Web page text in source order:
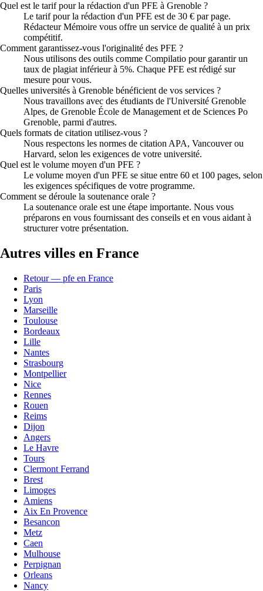
Quel est le tarif pour la rédaction d'un PFE à Grenoble ?
Le tarif pour la rédaction d'un PFE est de 30 € par page.
Rédacteur Mémoire vous offre un service de qualité à un prix
compétitif.
Comment garantissez-vous l'originalité des PFE ?
Nous utilisons des outils comme Compilatio pour garantir un
taux de plagiat inférieur à 5%. Chaque PFE est rédigé sur
mesure pour vous.
Quelles universités à Grenoble bénéficient de vos services ?
Nous travaillons avec des étudiants de l'Université Grenoble
Alpes, de Grenoble École de Management et de Sciences Po
Grenoble, parmi d'autres.
Quels formats de citation utilisez-vous ?
Nous respectons les normes de citation APA, Vancouver ou
Harvard, selon les exigences de votre université.
Quel est le volume moyen d'un PFE ?
Le volume moyen d'un PFE se situe entre 60 et 100 pages, selon
les exigences spécifiques de votre programme.
Comment se déroule la soutenance orale ?
La soutenance orale est une étape importante. Nous vous
préparons en vous fournissant des conseils et en vous aidant à
structurer votre présentation.
Autres villes en France
Retour — pfe en France
Paris
Lyon
Marseille
Toulouse
Bordeaux
Lille
Nantes
Strasbourg
Montpellier
Nice
Rennes
Rouen
Reims
Dijon
Angers
Le Havre
Tours
Clermont Ferrand
Brest
Limoges
Amiens
Aix En Provence
Besancon
Metz
Caen
Mulhouse
Perpignan
Orleans
Nancy